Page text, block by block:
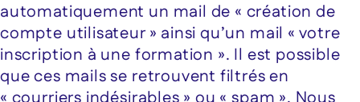
automatiquement un mail de « création de
compte utilisateur » ainsi qu’un mail « votre
inscription à une formation ». Il est possible
que ces mails se retrouvent filtrés en